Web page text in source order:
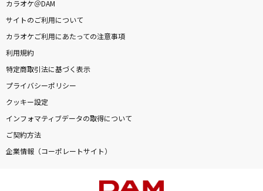
カラオケ＠DAM
サイトのご利用について
カラオケご利用にあたっての注意事項
利用規約
特定商取引法に基づく表示
プライバシーポリシー
クッキー設定
インフォマティブデータの取得について
ご契約方法
企業情報（コーポレートサイト）